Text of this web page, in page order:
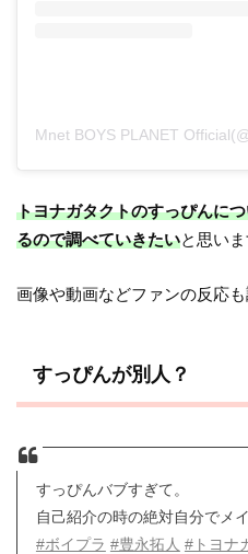
トヨナガタクトのすっぴんに
るので調べていきたいと思いま
画像や動画などファンの反応も
すっぴんが別人？
すっぴんバブすぎて。
自己紹介の時の絶対自分でメ
#ボイプラ #豊永拓人 #トヨナ